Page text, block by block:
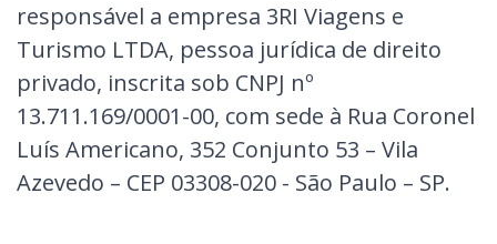
responsável a empresa 3RI Viagens e
Turismo LTDA, pessoa jurídica de direito
privado, inscrita sob CNPJ nº
13.711.169/0001-00, com sede à Rua Coronel
Luís Americano, 352 Conjunto 53 – Vila
Azevedo – CEP 03308-020 - São Paulo – SP.